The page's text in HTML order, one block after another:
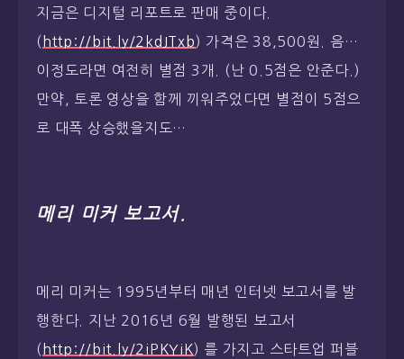
지금은 디지털 리포트로 판매 중이다.
( http://bit.ly/2kdJTxb) 가격은 38,500원. 음…
이정도라면 여전히 별점 3개. (난 0.5점은 안준다.)
만약, 토론 영상을 함께 끼워주었다면 별점이 5점으
로 대폭 상승했을지도…
메리 미커 보고서.
메리 미커는 1995년부터 매년 인터넷 보고서를 발
행한다. 지난 2016년 6월 발행된 보고서
( http://bit.ly/2iPKYiK) 를 가지고 스타트업 퍼블